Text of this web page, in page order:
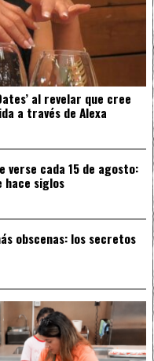
al revelar que cree
a través de Alexa
verse cada 15 de agosto:
hace siglos
obscenas: los secretos